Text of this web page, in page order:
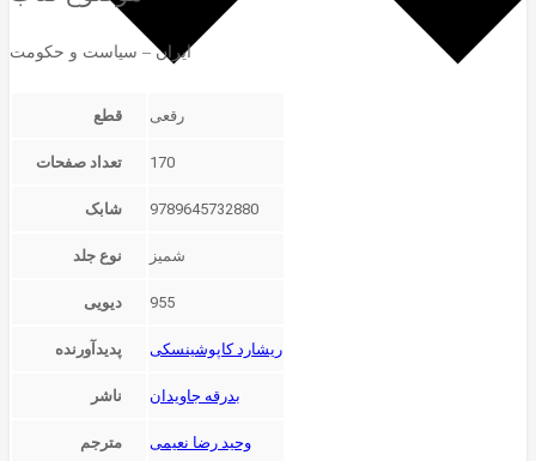
ایران – سیاست و حکومت
قطع
تعداد صفحات 170
شابک 9789645732880
نوع جلد شمیز
دیویی 955
پدیدآورنده ریشارد کاپوشینسکی
ناشر بدرقه جاویدان
مترجم وحید رضا نعیمی